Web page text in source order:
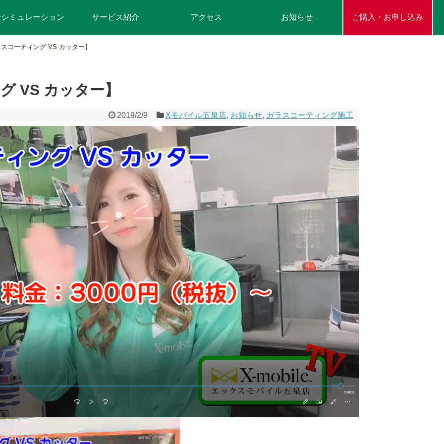
ミュレーション サービス紹介 アクセス お知らせ ご購入・お申し込み
コーティング VS カッター】
VS カッター】
2019/2/9 Xモバイル五泉店, お知らせ, ガラスコーティング施工